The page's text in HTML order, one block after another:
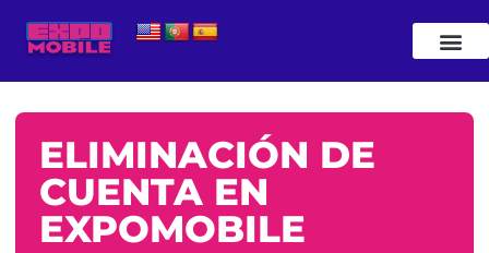
ELIMINACIÓN DE
CUENTA EN
EXPOMOBILE